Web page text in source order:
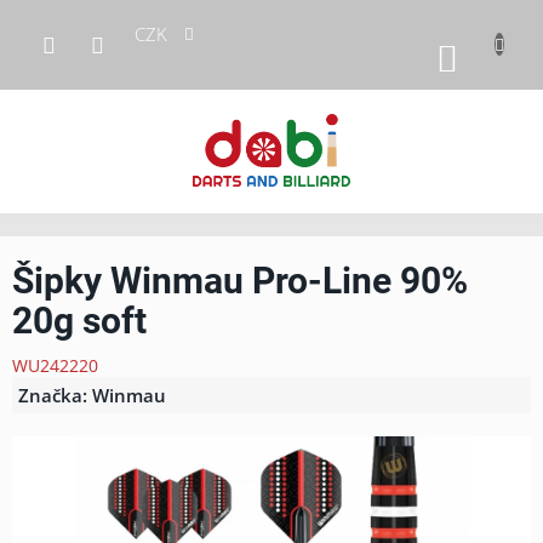
obsah
CZK
KOŠÍK
Šipky Winmau Pro-Line 90%
20g soft
WU242220
Značka: Winmau